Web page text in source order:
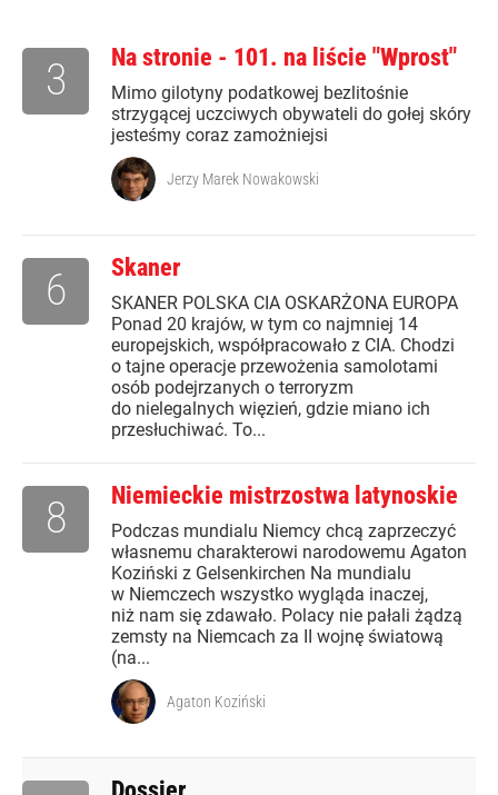
Na stronie - 101. na liście "Wprost"
Mimo gilotyny podatkowej bezlitośnie
strzygącej uczciwych obywateli do gołej skóry
jesteśmy coraz zamożniejsi
3
Jerzy Marek Nowakowski
Skaner
SKANER POLSKA CIA OSKARŻONA EUROPA
Ponad 20 krajów, w tym co najmniej 14
europejskich, współpracowało z CIA. Chodzi
o tajne operacje przewożenia samolotami
osób podejrzanych o terroryzm
do nielegalnych więzień, gdzie miano ich
przesłuchiwać. To...
6
Niemieckie mistrzostwa latynoskie
Podczas mundialu Niemcy chcą zaprzeczyć
własnemu charakterowi narodowemu Agaton
Koziński z Gelsenkirchen Na mundialu
w Niemczech wszystko wygląda inaczej,
niż nam się zdawało. Polacy nie pałali żądzą
zemsty na Niemcach za II wojnę światową
(na...
8
Agaton Koziński